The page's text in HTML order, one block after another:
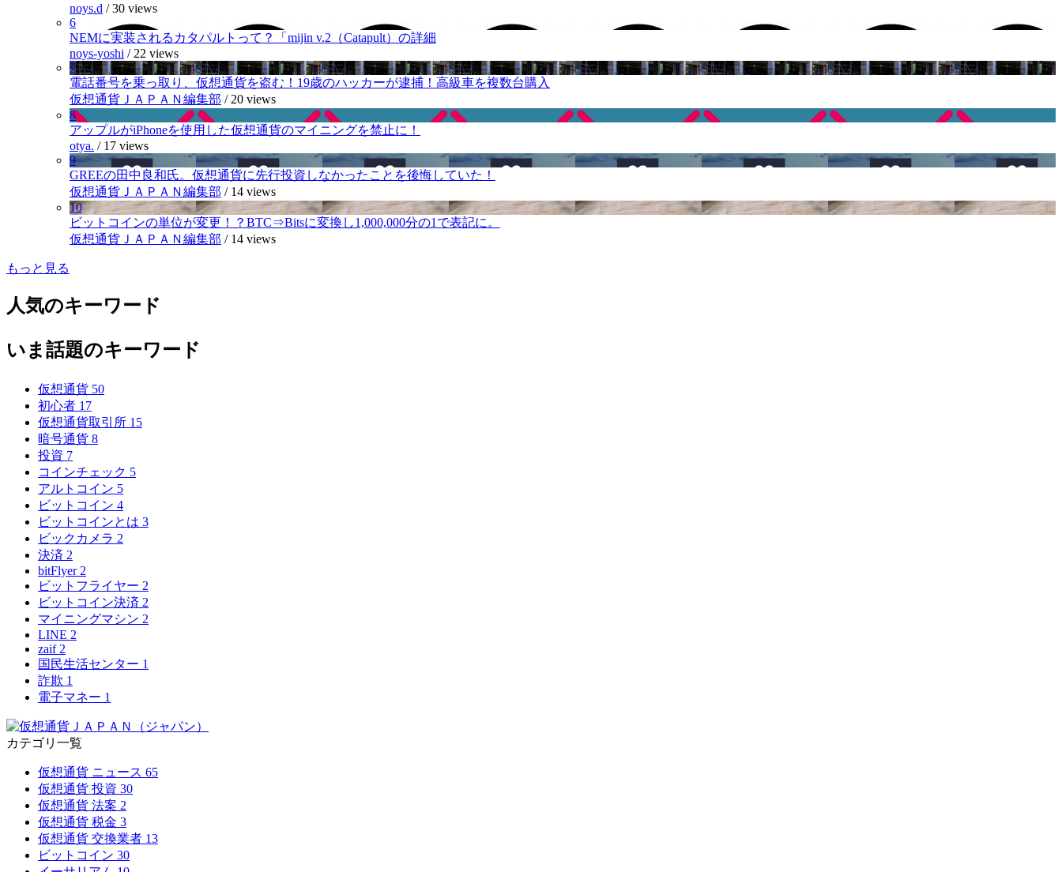
noys.d /30 views
6
NEMに実装されるカタパルトって？「mijin v.2（Catapult）の詳細
noys-yoshi / 22 views
7
電話番号を乗っ取り、仮想通貨を盗む！19歳のハッカーが逮捕！高級車を複数台購入
仮想通貨ＪＡＰＡＮ編集部 / 20 views
8
アップルがiPhoneを使用した仮想通貨のマイニングを禁止に！
otya. / 17 views
9
GREEの田中良和氏。仮想通貨に先行投資しなかったことを後悔していた！
仮想通貨ＪＡＰＡＮ編集部 / 14 views
10
ビットコインの単位が変更！？BTC⇒Bitsに変換し1,000,000分の1で表記に。
仮想通貨ＪＡＰＡＮ編集部 / 14 views
もっと見る
人気のキーワード
いま話題のキーワード
仮想通貨 50
初心者 17
仮想通貨取引所 15
暗号通貨 8
投資 7
コインチェック 5
アルトコイン 5
ビットコイン 4
ビットコインとは 3
ビックカメラ 2
決済 2
bitFlyer 2
ビットフライヤー 2
ビットコイン決済 2
マイニングマシン 2
LINE 2
zaif 2
国民生活センター 1
詐欺 1
電子マネー 1
カテゴリ一覧
仮想通貨 ニュース 65
仮想通貨 投資 30
仮想通貨 法案 2
仮想通貨 税金 3
仮想通貨 交換業者 13
ビットコイン 30